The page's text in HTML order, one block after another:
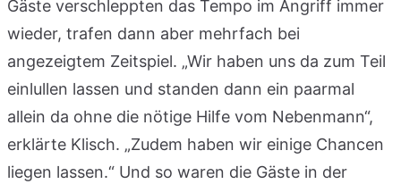
Gäste verschleppten das Tempo im Angriff immer
wieder, trafen dann aber mehrfach bei
angezeigtem Zeitspiel. „Wir haben uns da zum Teil
einlullen lassen und standen dann ein paarmal
allein da ohne die nötige Hilfe vom Nebenmann“,
erklärte Klisch. „Zudem haben wir einige Chancen
liegen lassen.“ Und so waren die Gäste in der